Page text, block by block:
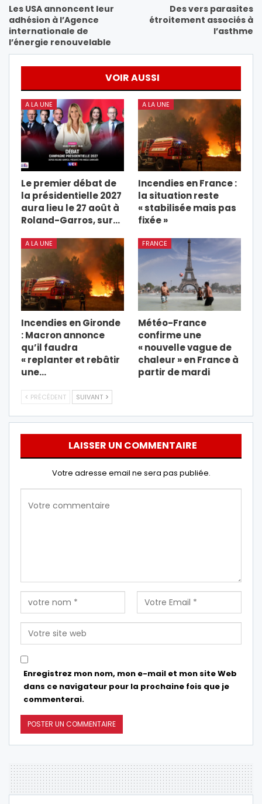
Les USA annoncent leur
adhésion à l’Agence
internationale de
l’énergie renouvelable
Des vers parasites
étroitement associés à
l’asthme
VOIR AUSSI
A LA UNE
Le premier débat de
la présidentielle 2027
aura lieu le 27 août à
Roland-Garros, sur…
A LA UNE
Incendies en France :
la situation reste
« stabilisée mais pas
fixée »
A LA UNE
Incendies en Gironde
: Macron annonce
qu’il faudra
« replanter et rebâtir
une…
FRANCE
Météo-France
confirme une
« nouvelle vague de
chaleur » en France à
partir de mardi
PRÉCÉDENT SUIVANT
LAISSER UN COMMENTAIRE
Votre adresse email ne sera pas publiée.
Enregistrez mon nom, mon e-mail et mon site Web
dans ce navigateur pour la prochaine fois que je
commenterai.